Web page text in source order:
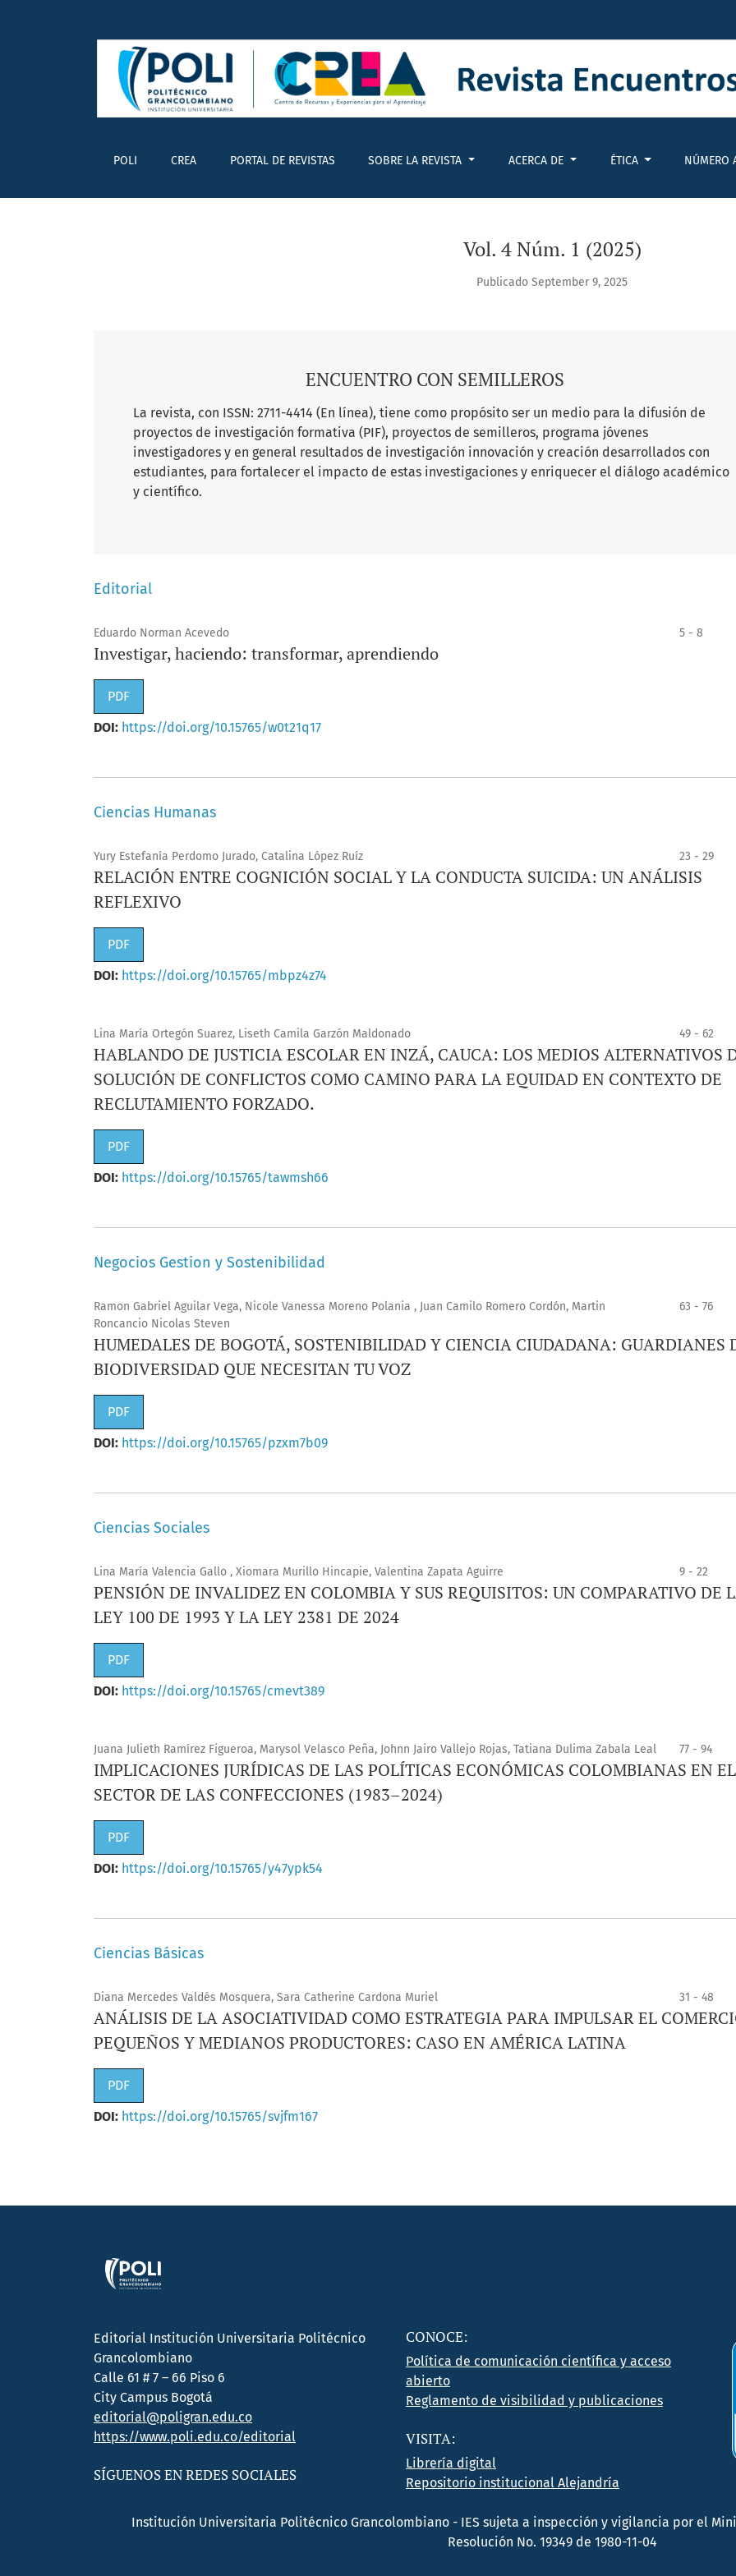
POLI CREA PORTAL DE REVISTAS SOBRE LA REVISTA ACERCA DE ÉTICA NÚMERO
Vol. 4 Núm. 1 (2025)
Publicado September 9, 2025
ENCUENTRO CON SEMILLEROS
La revista, con ISSN: 2711-4414 (En línea), tiene como propósito ser un medio para la difusión de
proyectos de investigación formativa (PIF), proyectos de semilleros, programa jóvenes
investigadores y en general resultados de investigación innovación y creación desarrollados con
estudiantes, para fortalecer el impacto de estas investigaciones y enriquecer el diálogo académico
y científico.
Editorial
Eduardo Norman Acevedo 5 - 8
Investigar, haciendo: transformar, aprendiendo
PDF
DOI: https://doi.org/10.15765/w0t21q17
Ciencias Humanas
Yury Estefanía Perdomo Jurado, Catalina López Ruíz 23 - 29
RELACIÓN ENTRE COGNICIÓN SOCIAL Y LA CONDUCTA SUICIDA: UN ANÁLISIS
REFLEXIVO
PDF
DOI: https://doi.org/10.15765/mbpz4z74
Lina María Ortegón Suarez, Liseth Camila Garzón Maldonado 49 - 62
HABLANDO DE JUSTICIA ESCOLAR EN INZÁ, CAUCA: LOS MEDIOS ALTERNATIVOS
SOLUCIÓN DE CONFLICTOS COMO CAMINO PARA LA EQUIDAD EN CONTEXTO DE
RECLUTAMIENTO FORZADO.
PDF
DOI: https://doi.org/10.15765/tawmsh66
Negocios Gestion y Sostenibilidad
Ramon Gabriel Aguilar Vega, Nicole Vanessa Moreno Polania , Juan Camilo Romero Cordón, Martin
Roncancio Nicolas Steven
63 - 76
HUMEDALES DE BOGOTÁ, SOSTENIBILIDAD Y CIENCIA CIUDADANA: GUARDIANES
BIODIVERSIDAD QUE NECESITAN TU VOZ
PDF
DOI: https://doi.org/10.15765/pzxm7b09
Ciencias Sociales
Lina María Valencia Gallo , Xiomara Murillo Hincapie, Valentina Zapata Aguirre 9 - 22
PENSIÓN DE INVALIDEZ EN COLOMBIA Y SUS REQUISITOS: UN COMPARATIVO DE
LEY 100 DE 1993 Y LA LEY 2381 DE 2024
PDF
DOI: https://doi.org/10.15765/cmevt389
Juana Julieth Ramírez Figueroa, Marysol Velasco Peña, Johnn Jairo Vallejo Rojas, Tatiana Dulima Zabala Leal 77 - 94
IMPLICACIONES JURÍDICAS DE LAS POLÍTICAS ECONÓMICAS COLOMBIANAS EN EL
SECTOR DE LAS CONFECCIONES (1983–2024)
PDF
DOI: https://doi.org/10.15765/y47ypk54
Ciencias Básicas
Diana Mercedes Valdés Mosquera, Sara Catherine Cardona Muriel 31 - 48
ANÁLISIS DE LA ASOCIATIVIDAD COMO ESTRATEGIA PARA IMPULSAR EL
PEQUEÑOS Y MEDIANOS PRODUCTORES: CASO EN AMÉRICA LATINA
PDF
DOI: https://doi.org/10.15765/svjfm167
Editorial Institución Universitaria Politécnico
Grancolombiano
Calle 61 # 7 – 66 Piso 6
City Campus Bogotá
editorial@poligran.edu.co
https://www.poli.edu.co/editorial
SÍGUENOS EN REDES SOCIALES
CONOCE:
Política de comunicación científica y acceso
abierto
Reglamento de visibilidad y publicaciones
VISITA:
Librería digital
Repositorio institucional Alejandría
Institución Universitaria Politécnico Grancolombiano - IES sujeta a inspección y vigilancia por el
Resolución No. 19349 de 1980-11-04